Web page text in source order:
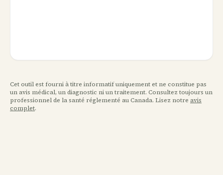
Cet outil est fourni à titre informatif uniquement et ne constitue pas
un avis médical, un diagnostic ni un traitement. Consultez toujours un
professionnel de la santé réglementé au Canada. Lisez notre avis
complet.